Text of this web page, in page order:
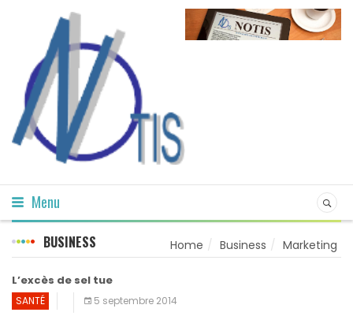
Menu
BUSINESS Home Business Marketing
L’excès de sel tue
SANTÉ 5 septembre 2014